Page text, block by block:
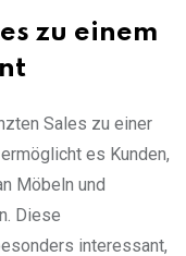
zu einem
Sales zu einer
es Kunden,
Möbeln und
Diese
interessant,